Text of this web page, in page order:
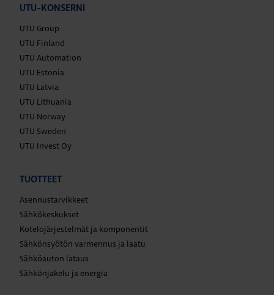
UTU-KONSERNI
UTU Group
UTU Finland
UTU Automation
UTU Estonia
UTU Latvia
UTU Lithuania
UTU Norway
UTU Sweden
UTU Invest Oy
TUOTTEET
Asennustarvikkeet
Sähkökeskukset
Kotelojärjestelmät ja komponentit
Sähkönsyötön varmennus ja laatu
Sähköauton lataus
Sähkönjakelu ja energia